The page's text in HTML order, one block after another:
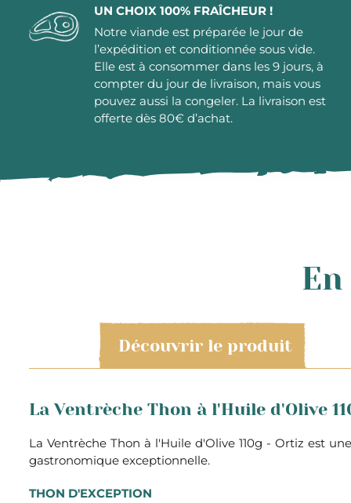
UN CHOIX 100% FRAÎCHEUR !
Notre viande est préparée le jour de
l’expédition et conditionnée sous vide.
Elle est à consommer dans les 9 jours, à
compter du jour de livraison, mais vous
pouvez aussi la congeler. La livraison est
offerte dès 80€ d’achat.
Découvrir le produit
La Ventrèche Thon à l'Huile d'Olive
La Ventrèche Thon à l'Huile d'Olive 110g - Ortiz est
gastronomique exceptionnelle.
THON D'EXCEPTION